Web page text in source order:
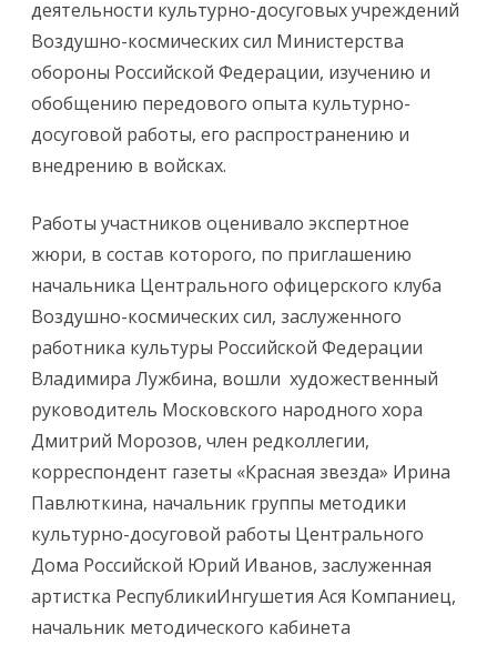
деятельности культурно-досуговых учреждений
Воздушно-космических сил Министерства
обороны Российской Федерации, изучению и
обобщению передового опыта культурно-
досуговой работы, его распространению и
внедрению в войсках.
Работы участников оценивало экспертное
жюри, в состав которого, по приглашению
начальника Центрального офицерского клуба
Воздушно-космических сил, заслуженного
работника культуры Российской Федерации
Владимира Лужбина, вошли художественный
руководитель Московского народного хора
Дмитрий Морозов, член редколлегии,
корреспондент газеты «Красная звезда» Ирина
Павлюткина, начальник группы методики
культурно-досуговой работы Центрального
Дома Российской Юрий Иванов, заслуженная
артистка РеспубликиИнгушетия Ася Компаниец,
начальник методического кабинета